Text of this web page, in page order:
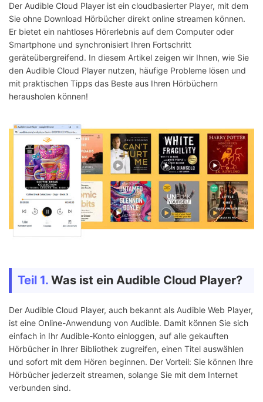
Der Audible Cloud Player ist ein cloudbasierter Player, mit dem
Sie ohne Download Hörbücher direkt online streamen können.
Er bietet ein nahtloses Hörerlebnis auf dem Computer oder
Smartphone und synchronisiert Ihren Fortschritt
geräteübergreifend. In diesem Artikel zeigen wir Ihnen, wie Sie
den Audible Cloud Player nutzen, häufige Probleme lösen und
mit praktischen Tipps das Beste aus Ihren Hörbüchern
herausholen können!
Teil 1. Was ist ein Audible Cloud Player?
Der Audible Cloud Player, auch bekannt als Audible Web Player,
ist eine Online-Anwendung von Audible. Damit können Sie sich
einfach in Ihr Audible-Konto einloggen, auf alle gekauften
Hörbücher in Ihrer Bibliothek zugreifen, einen Titel auswählen
und sofort mit dem Hören beginnen. Der Vorteil: Sie können Ihre
Hörbücher jederzeit streamen, solange Sie mit dem Internet
verbunden sind.